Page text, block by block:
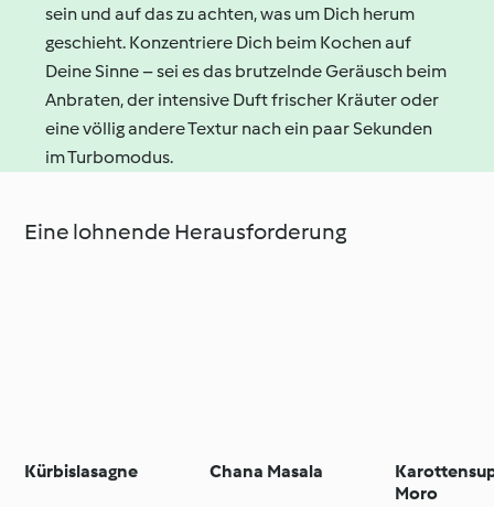
sein und auf das zu achten, was um Dich herum
geschieht. Konzentriere Dich beim Kochen auf
Deine Sinne – sei es das brutzelnde Geräusch beim
Anbraten, der intensive Duft frischer Kräuter oder
eine völlig andere Textur nach ein paar Sekunden
im Turbomodus.
Eine lohnende Herausforderung
Kürbislasagne Chana Masala
Moro